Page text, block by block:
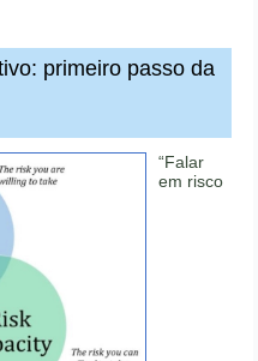
primeiro passo da
“Falar
em risco